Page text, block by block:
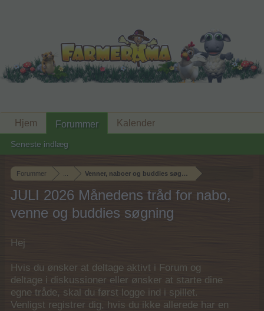
Forummer Venner, naboer og buddies søgning
JULI 2026 Månedens tråd for nabo,
venne og buddies søgning
Hej
Hvis du ønsker at deltage aktivt i Forum og
deltage i diskussioner eller ønsker at starte dine
egne tråde, skal du først logge ind i spillet.
Venligst registrer dig, hvis du ikke allerede har en
Hjem Forummer
Seneste indlæg
Kalender